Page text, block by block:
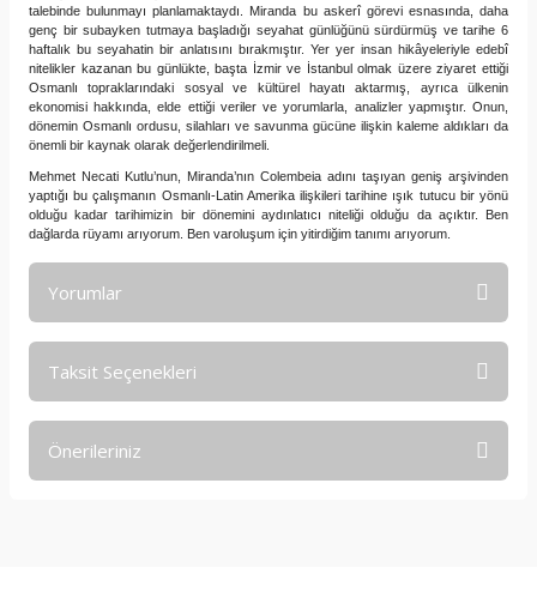
talebinde bulunmayı planlamaktaydı. Miranda bu askerî görevi esnasında, daha
genç bir subayken tutmaya başladığı seyahat günlüğünü sürdürmüş ve tarihe 6
haftalık bu seyahatin bir anlatısını bırakmıştır. Yer yer insan hikâyeleriyle edebî
nitelikler kazanan bu günlükte, başta İzmir ve İstanbul olmak üzere ziyaret ettiği
Osmanlı topraklarındaki sosyal ve kültürel hayatı aktarmış, ayrıca ülkenin
ekonomisi hakkında, elde ettiği veriler ve yorumlarla, analizler yapmıştır. Onun,
dönemin Osmanlı ordusu, silahları ve savunma gücüne ilişkin kaleme aldıkları da
önemli bir kaynak olarak değerlendirilmeli.
Mehmet Necati Kutlu’nun, Miranda’nın Colembeia adını taşıyan geniş arşivinden
yaptığı bu çalışmanın Osmanlı-Latin Amerika ilişkileri tarihine ışık tutucu bir yönü
olduğu kadar tarihimizin bir dönemini aydınlatıcı niteliği olduğu da açıktır. Ben
dağlarda rüyamı arıyorum. Ben varoluşum için yitirdiğim tanımı arıyorum.
Yorumlar
Taksit Seçenekleri
Önerileriniz